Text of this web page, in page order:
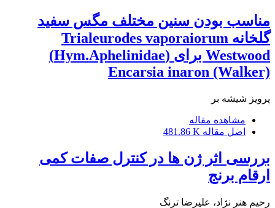
مناسب بودن سنین مختلف مگس سفید
گلخانه Trialeurodes vaporaiorum
Westwood برای (Hym.Aphelinidae)
Encarsia inaron (Walker)
پرویز شیشه بر
مشاهده مقاله
اصل مقاله 481.86 K
بررسی اثر ژن ها در کنترل صفات کمی
ارقام برنج
رحیم هنر نژاد، علیرضا ترنگ